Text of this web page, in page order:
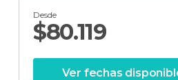
Desde
$80.119
Ver fechas